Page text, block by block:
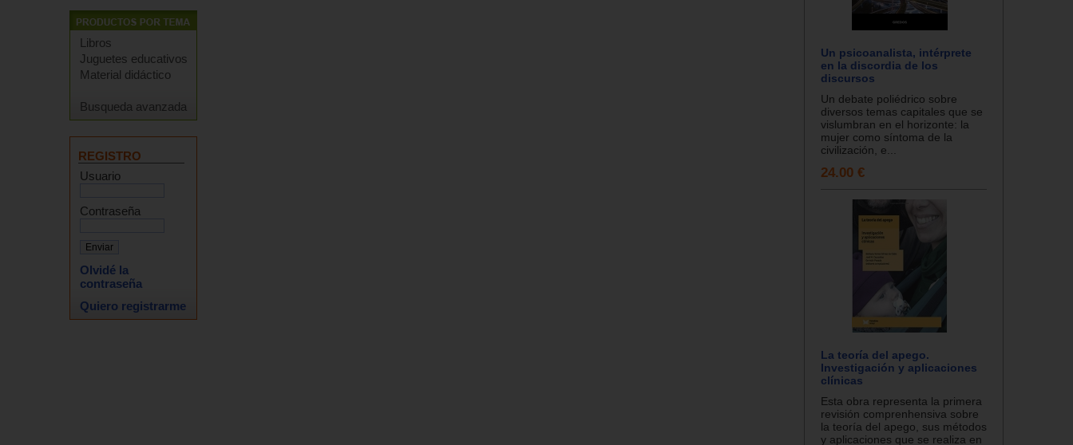
Libros
Juguetes educativos
Material didáctico
Busqueda avanzada
REGISTRO
Usuario
Contraseña
Olvidé la
contraseña
Quiero registrarme
Un psicoanalista, intérprete
en la discordia de los
discursos
Un debate poliédrico sobre
diversos temas capitales que se
vislumbran en el horizonte: la
mujer como síntoma de la
civilización, e...
24.00 €
La teoría del apego.
Investigación y aplicaciones
clínicas
Esta obra representa la primera
revisión comprenhensiva sobre
la teoría del apego, sus métodos
y aplicaciones que se realiza en